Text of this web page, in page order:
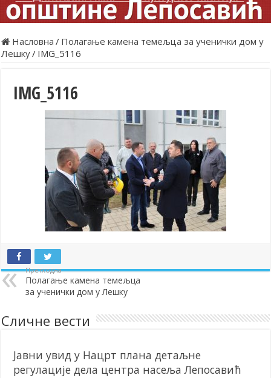
Насловна / Полагање камена темељца за ученички дом у
Лешку/ IMG_5116
IMG_5116
Претходна
Полагање камена темељца
за ученички дом у Лешку
Сличне вести
Јавни увид у Нацрт плана детаљне
регулације дела центра насеља Лепосавић